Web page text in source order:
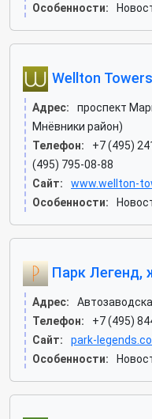
Особенности:
Wellton
Адрес:
проспект
Мнёвники район)
Телефон:
+7 (495)
(495) 795-08-88
Сайт:
www.wellton-
Особенности:
Парк Легенд,
Адрес:
Телефон:
+7 (495)
Сайт:
park-
Особенности: